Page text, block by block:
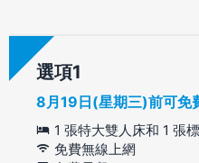
選項
8月19日(星期三)前可免
1 張特大雙人床和 1 張
免費無線上網